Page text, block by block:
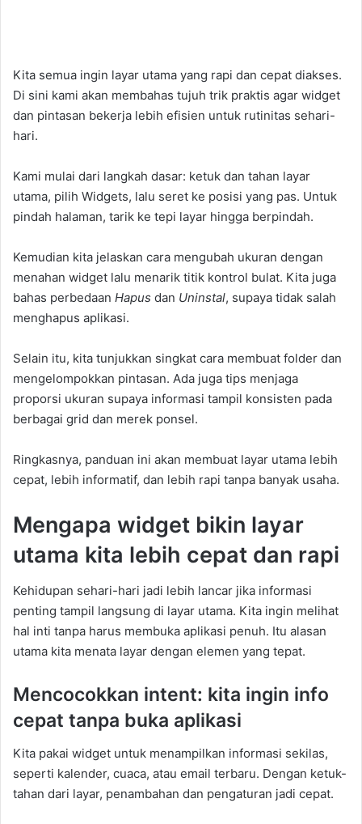
Kita semua ingin layar utama yang rapi dan cepat diakses.
Di sini kami akan membahas tujuh trik praktis agar widget
dan pintasan bekerja lebih efisien untuk rutinitas sehari-
hari.
Kami mulai dari langkah dasar: ketuk dan tahan layar
utama, pilih Widgets, lalu seret ke posisi yang pas. Untuk
pindah halaman, tarik ke tepi layar hingga berpindah.
Kemudian kita jelaskan cara mengubah ukuran dengan
menahan widget lalu menarik titik kontrol bulat. Kita juga
bahas perbedaan Hapus dan Uninstal, supaya tidak salah
menghapus aplikasi.
Selain itu, kita tunjukkan singkat cara membuat folder dan
mengelompokkan pintasan. Ada juga tips menjaga
proporsi ukuran supaya informasi tampil konsisten pada
berbagai grid dan merek ponsel.
Ringkasnya, panduan ini akan membuat layar utama lebih
cepat, lebih informatif, dan lebih rapi tanpa banyak usaha.
Mengapa widget bikin layar
utama kita lebih cepat dan rapi
Kehidupan sehari-hari jadi lebih lancar jika informasi
penting tampil langsung di layar utama. Kita ingin melihat
hal inti tanpa harus membuka aplikasi penuh. Itu alasan
utama kita menata layar dengan elemen yang tepat.
Mencocokkan intent: kita ingin info
cepat tanpa buka aplikasi
Kita pakai widget untuk menampilkan informasi sekilas,
seperti kalender, cuaca, atau email terbaru. Dengan ketuk-
tahan dari layar, penambahan dan pengaturan jadi cepat.